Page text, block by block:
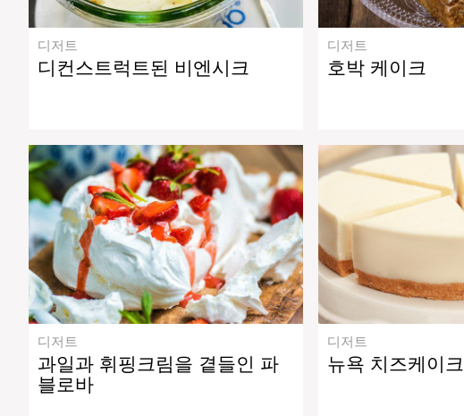
디저트
디컨스트럭트된 비엔시크
디저트
호박 케이크
디저트
과일과 휘핑크림을 곁들인 파
블로바
디저트
뉴욕 치즈케이크